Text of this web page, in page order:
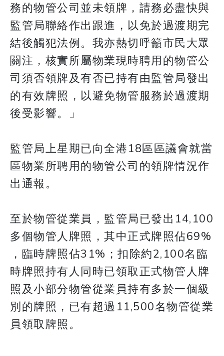
務的物管公司並未領牌，請務必盡快與
監管局聯絡作出跟進，以免於過渡期完
結後觸犯法例。我亦熱切呼籲市民大眾
關注，核實所屬物業現時聘用的物管公
司須否領牌及有否已持有由監管局發出
的有效牌照，以避免物管服務於過渡期
後受影響。」
監管局上星期已向全港18區區議會就當
區物業所聘用的物管公司的領牌情況作
出通報。
​​​​​​​至於物管從業員，監管局已發出14,100
多個物管人牌照，其中正式牌照佔69%
，臨時牌照佔31%；扣除約2,100名臨
時牌照持有人同時已領取正式物管人牌
照及小部分物管從業員持有多於一個級
別的牌照，已有超過11,500名物管從業
員領取牌照。